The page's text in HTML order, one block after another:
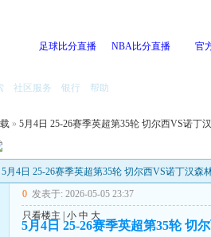
足球比分直播 NBA比分直播 官
社区服务 银行 帮助
» 5月4日 25-26赛季英超第35轮 切尔西VS诺丁
5月4日 25-26赛季英超第35轮 切尔西VS诺丁汉森
0 发表于: 2026-05-05 23:37
只看楼主
小 中 大
5月4日 25-26赛季英超第35轮 切